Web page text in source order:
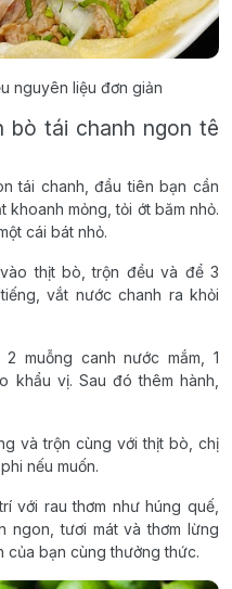
nguyên liệu đơn giản
bò tái chanh ngon tê
tái chanh, đầu tiên bạn cần
khoanh mỏng, tỏi ớt băm nhỏ.
cái bát nhỏ.
thịt bò, trộn đều và để 3
vắt nước chanh ra khỏi
muỗng canh nước mắm, 1
khẩu vị. Sau đó thêm hành,
và trộn cùng với thịt bò, chị
nếu muốn.
với rau thơm như húng quế,
ngon, tươi mát và thơm lừng
của bạn cùng thưởng thức.